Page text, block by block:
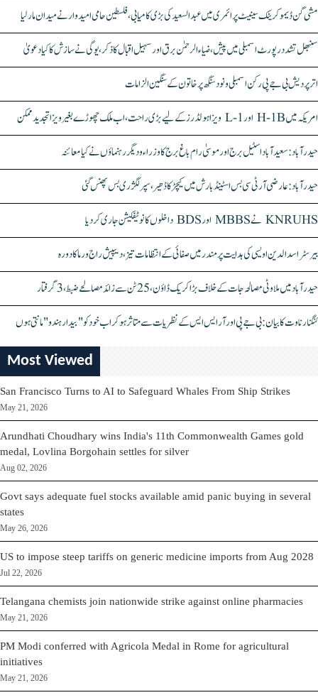
مشی گن ڈیموکریٹک سینیٹ پرائمری میں عبدالسعید کی بڑی کامیابی، فلسطین حامی امیدوار نے میدان مار لیا
سنبھل تشدد رپورٹ اسمبلی میں پیش، ضیاء الرحمٰن برق اور سہیل اقبال کا ذکر، یوگی نے سازش کا کیا دعویٰ
اتر پردیش بی جے پی رکن اسمبلی ونود سنگھ پر خاتون کے سنگین الزامات
امریکہ میں H-1B اور L-1 ویزا ہولڈرز کے لیے بڑی راحت، اب ملک چھوڑے بغیر ویزا تجدید ممکن
حیدرآباد: سعیدآباد اسٹیل برج اور موسیٰ رام باغ برج کا وزراء و دیگر رہنماؤں نے کیا معائنہ
حیدرآباد: عارضی آر ٹی سی بس اسٹینڈ بارش میں کیچڑ کا ڈھیر، سپر لگژری بس پھنس گئی
KNRUHS نے MBBS اور BDS داخلوں کا نوٹیفکیشن جاری کر دیا
بیرسٹر اسدالدین اویسی کی ہدایت پر مندر میں صفائی کے انتظامات تیز، دیپیش راج ورما کا دورہ
حیدرآباد میں ملاوٹی مصالحہ جات کے خلاف بڑا کریک ڈاؤن، 25 ٹن سے زائد مصالحے ضبط، 3 گرفتار
کنگنا رناوت کا بیان: بی جے پی اور آر ایس ایس کے نظریات سے متاثر ہو کر اب خود کو "بیدار ہندو" مانتی ہوں
Most Viewed
San Francisco Turns to AI to Safeguard Whales From Ship Strikes
May 21, 2026
Arundhati Choudhary wins India's 11th Commonwealth Games gold
medal, Lovlina Borgohain settles for silver
Aug 02, 2026
Govt says adequate fuel stocks available amid panic buying in several
states
May 26, 2026
US to impose steep tariffs on generic medicine imports from Aug 2028
Jul 22, 2026
Telangana chemists join nationwide strike against online pharmacies
May 21, 2026
PM Modi conferred with Agricola Medal in Rome for agricultural
initiatives
May 21, 2026